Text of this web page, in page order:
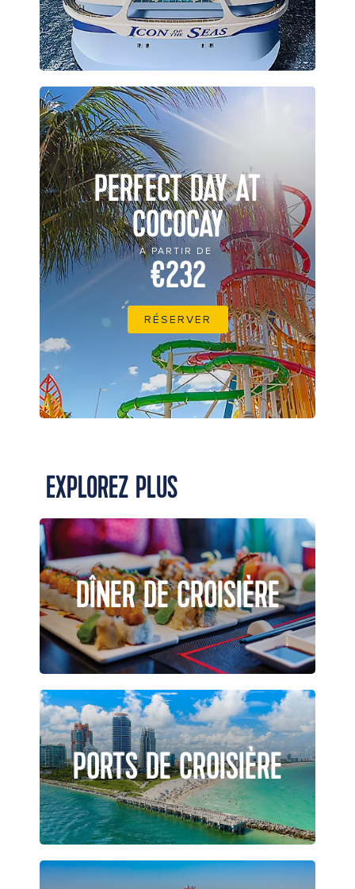
PERFECT DAY AT
COCOCAY
À PARTIR DE
€232
RÉSERVER
EXPLOREZ PLUS
DÎNER DE CROISIÈRE
PORTS DE CROISIÈRE